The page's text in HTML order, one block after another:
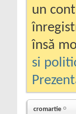
un
însă
si
cromartie